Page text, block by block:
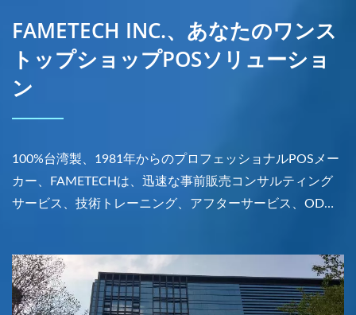
FAMETECH INC.、あなたのワンス
トップショップPOSソリューショ
ン
100%台湾製、1981年からのプロフェッショナルPOSメー
カー、FAMETECHは、迅速な事前販売コンサルティング
サービス、技術トレーニング、アフターサービス、ODM